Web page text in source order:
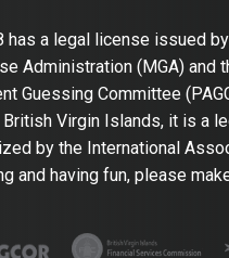
has a legal license issued
Administration (MGA) and
Guessing Committee
British Virgin Islands, it is a
by the International
and having fun, please